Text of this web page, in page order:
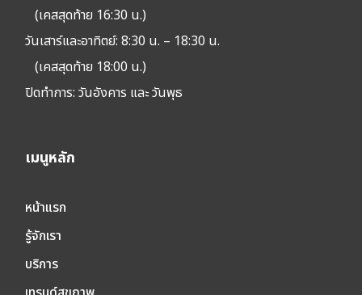
(เคสสุดท้าย 16:30 น.)
วันเสาร์และอาทิตย์: 8:30 น. – 18:30 น.
(เคสสุดท้าย 18:00 น.)
ปิดทำการ:วันอังคาร และ วันพุธ
เมนูหลัก
หน้าแรก
รู้จักเรา
บริการ